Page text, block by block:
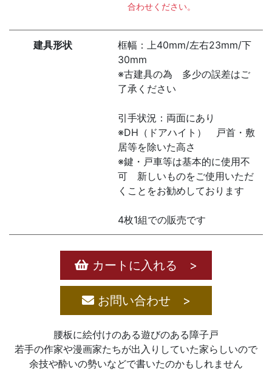
合わせください。
建具形状
框幅：上40mm/左右23mm/下
30mm
※古建具の為 多少の誤差はご
了承ください
引手状況：両面にあり
※DH（ドアハイト） 戸首・敷
居等を除いた高さ
※鍵・戸車等は基本的に使用不
可 新しいものをご使用いただ
くことをお勧めしております
4枚1組での販売です
カートに入れる >
お問い合わせ >
腰板に絵付けのある遊びのある障子戸
若手の作家や漫画家たちが出入りしていた家らしいので
余技や酔いの勢いなどで書いたのかもしれません